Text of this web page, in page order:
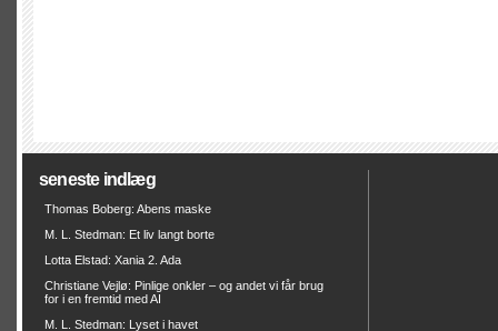
seneste indlæg
Thomas Boberg: Abens maske
M. L. Stedman: Et liv langt borte
Lotta Elstad: Xania 2. Ada
Christiane Vejlø: Pinlige onkler – og andet vi får brug
for i en fremtid med AI
M. L. Stedman: Lyset i havet